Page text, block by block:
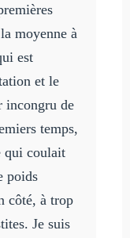
moyenne à
est
et le
incongru de
temps,
qui coulait
poids
côté, à trop
Je suis